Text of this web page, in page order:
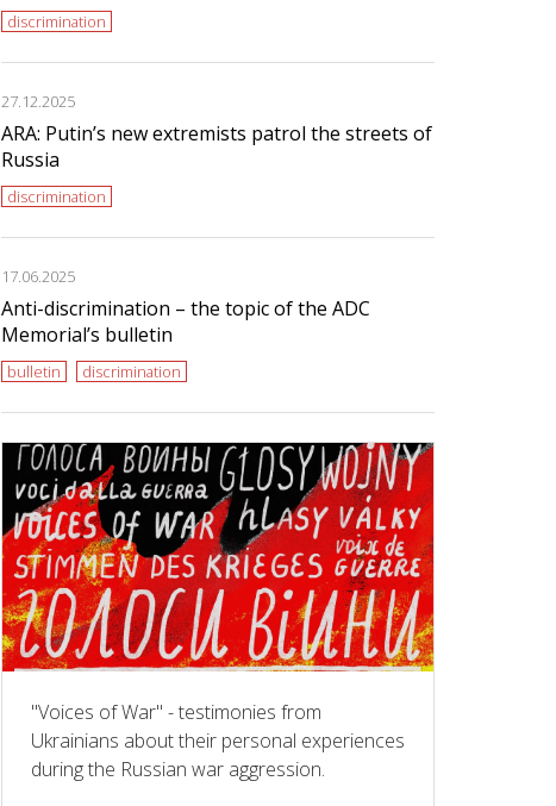
discrimination
27.12.2025
ARA: Putin’s new extremists patrol the streets of
Russia
discrimination
17.06.2025
Anti-discrimination – the topic of the ADC
Memorial’s bulletin
bulletin discrimination
"Voices of War" - testimonies from
Ukrainians about their personal experiences
during the Russian war aggression.